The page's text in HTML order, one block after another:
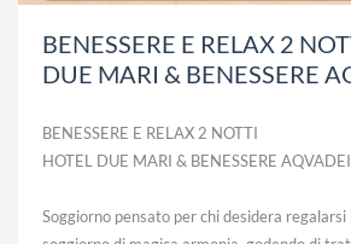
BENESSERE E RELAX 2
DUE MARI & BENESSERE
BENESSERE E RELAX 2 NOTTI
HOTEL DUE MARI & BENESSERE
Soggiorno pensato per chi desidera